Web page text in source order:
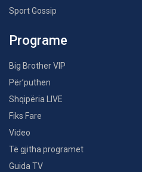
Sport Gossip
Programe
Big Brother VIP
Për’puthen
Shqipëria LIVE
Fiks Fare
Video
Të gjitha programet
Guida TV